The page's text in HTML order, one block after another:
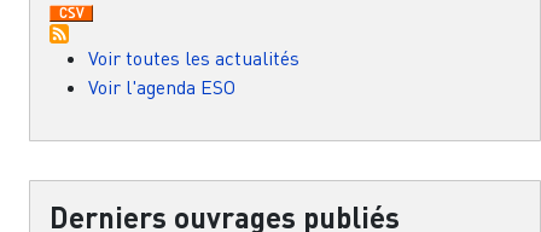
Voir toutes les actualités
Voir l'agenda ESO
Derniers ouvrages publiés